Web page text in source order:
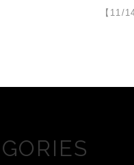
【11/